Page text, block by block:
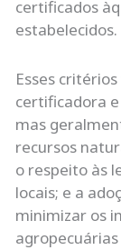
certificados
estabelecidos.
Esses
certificadora
mas
recursos
o respeito às
locais; e a
minimizar os